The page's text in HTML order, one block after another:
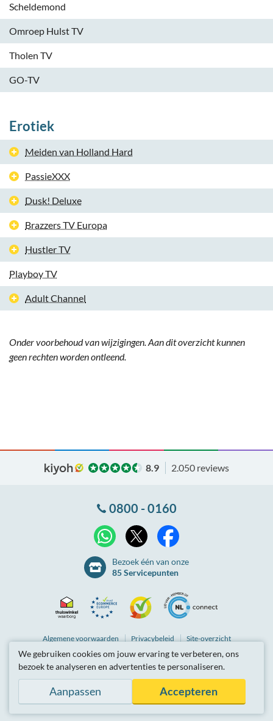
Scheldemond
Omroep Hulst TV
Tholen TV
GO-TV
Erotiek
Meiden van Holland Hard
PassieXXX
Dusk! Deluxe
Brazzers TV Europa
Hustler TV
Playboy TV
Adult Channel
Onder voorbehoud van wijzigingen. Aan dit overzicht kunnen
geen rechten worden ontleend.
8.9 2.050 reviews
0800 - 0160
WhatsApp
Bezoek één van onze
85 Servicepunten
WaarborgEurope
Algemenevoorwaarden Privacybeleid Site-overzicht
Partnerprogramma Tarieven zijn inclusief btw.
© Breedbandwinkel BV 2003 - 2026, Berkel en Rodenrijs
We gebruiken cookies om jouw ervaring te verbeteren, ons
bezoek te analyseren en advertenties te personaliseren.
Aanpassen Accepteren